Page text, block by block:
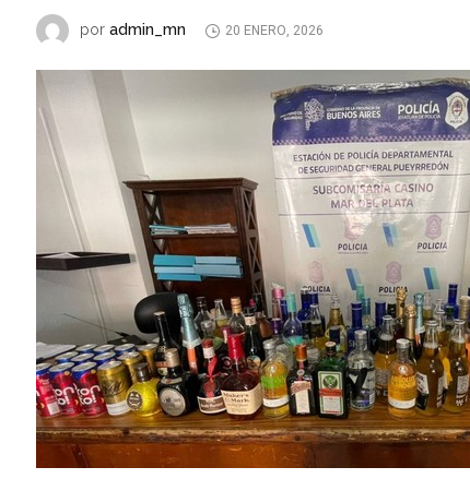
poradmin_mn 20 ENERO, 2026